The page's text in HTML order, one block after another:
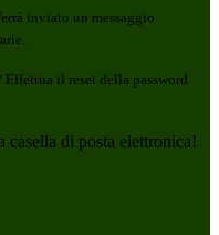
inviato un messaggio
il reset della password
di posta elettronica!